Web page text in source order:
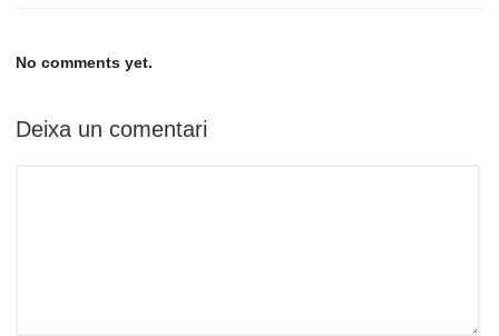
No comments yet.
Deixa un comentari